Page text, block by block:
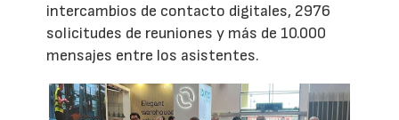
intercambios de contacto digitales, 2976
solicitudes de reuniones y más de 10.000
mensajes entre los asistentes.